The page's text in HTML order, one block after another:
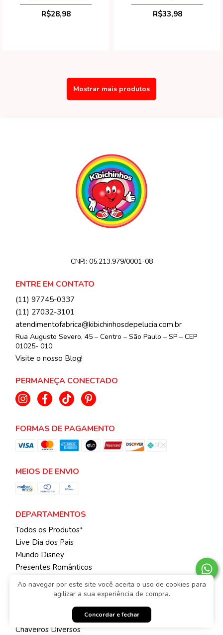
Ao navegar por este site você aceita o uso de cookies para
agilizar a sua experiência de compra.
Concordar e fechar
R$28,98 R$33,98
Mostrar mais produtos
CNPJ: 05.213.979/0001-08
ENTRE EM CONTATO
(11) 97745-0337
(11) 27032-3101
atendimentofabrica@kibichinhosdepelucia.com.br
Rua Augusto Severo, 45 – Centro – São Paulo – SP – CEP
01025- 010
Visite o nosso Blog!
PERMANEÇA CONECTADO
FORMAS DE PAGAMENTO
MEIOS DE ENVIO
DEPARTAMENTOS
Todos os Produtos*
Live Dia dos Pais
Mundo Disney
Presentes Românticos
Enfeites e Mimos
Embalagens em Geral
Animais Diversos
Chaveiros Diversos